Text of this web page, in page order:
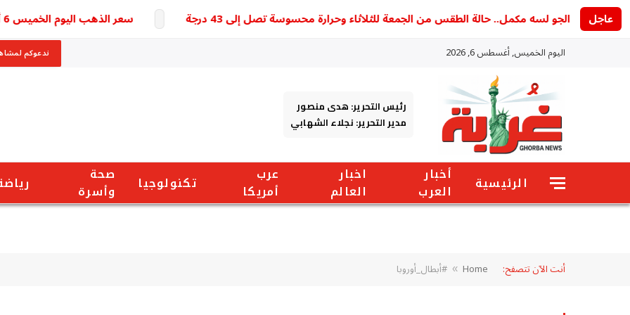
عاجلالجو لسه مكمل.. حالة الطقس من الجمعة للثلاثاء وحرارة محسوسة تصل إلى 43 درجة سعر الذهب اليوم الخميس 6 أغسطس 2026 يقفز عالميا والأسواق تترقب مفاجآت جديدة
اليوم الخميس, أغسطس 6, 2026 ندعوكم
رئيس التحرير: هدى منصور
مدير التحرير: نجلاء الشهابي
الرئيسية
أخبار
العرب
اخبار
العالم
عرب
أمريكا
تكنولوجيا
صحة
وأسرة
أنت الآن تتصفح: Home
» #أبطال_أوروبا